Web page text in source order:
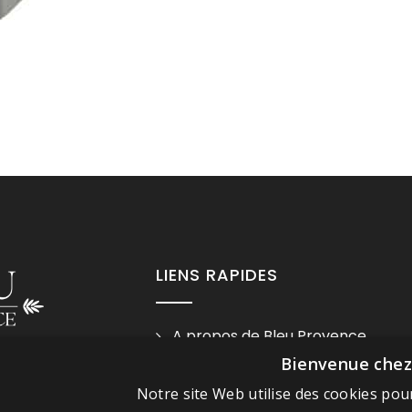
LIENS RAPIDES
A propos de Bleu Provence
Mentions légales
Conditions de vente
Bienvenue
Notre site Web utilise des cookies